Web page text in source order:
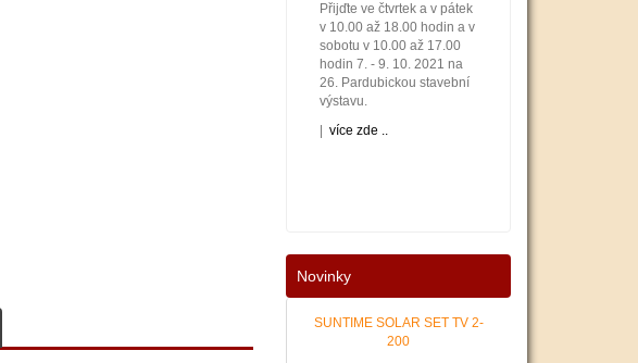
Přijďte ve čtvrtek a v pátek
v 10.00 až 18.00 hodin a v
sobotu v 10.00 až 17.00
hodin 7. - 9. 10. 2021 na
26. Pardubickou stavební
výstavu.
více zde ..
Nové podmínky dotací na
nové solární systémy,
tepelná čerpadla a kotle
jsou vyhlášeny. Příjem
Novinky
SUNTIME SOLAR SET TV 2-
200